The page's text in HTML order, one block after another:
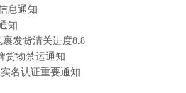
息通知
知
发货清关进度8.8
货物禁运通知
名认证重要通知